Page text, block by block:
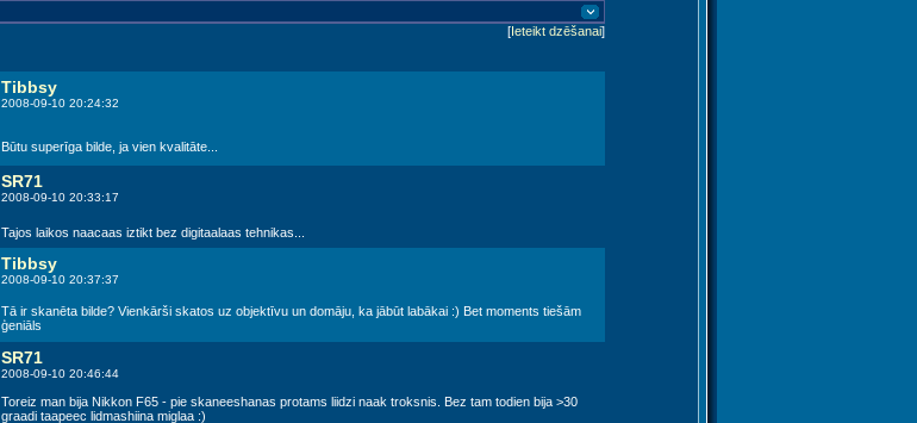
[Ieteikt dzēšanai]
Tibbsy
2008-09-10 20:24:32
Būtu superīga bilde, ja vien kvalitāte...
SR71
2008-09-10 20:33:17
Tajos laikos naacaas iztikt bez digitaalaas tehnikas...
Tibbsy
2008-09-10 20:37:37
Tā ir skanēta bilde? Vienkārši skatos uz objektīvu un domāju, ka jābūt labākai :) Bet moments tiešām
ģeniāls
SR71
2008-09-10 20:46:44
Toreiz man bija Nikkon F65 - pie skaneeshanas protams liidzi naak troksnis. Bez tam todien bija >30
graadi taapeec lidmashiina miglaa :)